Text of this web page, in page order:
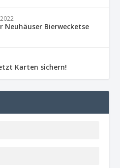
Bierwecketse
Karten sichern!